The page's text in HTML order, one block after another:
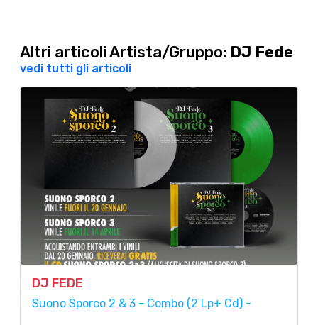
Altri articoli Artista/Gruppo: DJ Fede
vedi tutti gli articoli
DJ FEDE
Suono Sporco 2 & 3 - Combo (2 Lp+ Cd) -